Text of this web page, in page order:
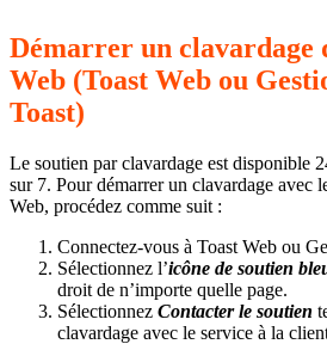
Démarrer un clavardage
Web (Toast Web ou
Toast)
Le soutien par clavardage est disponible
sur 7. Pour démarrer un clavardage avec
Web, procédez comme suit :
Connectez-vous à Toast Web ou
Sélectionnez l’icône de soutien
droit de n’importe quelle page.
Sélectionnez Contacter le soutien
clavardage avec le service à la